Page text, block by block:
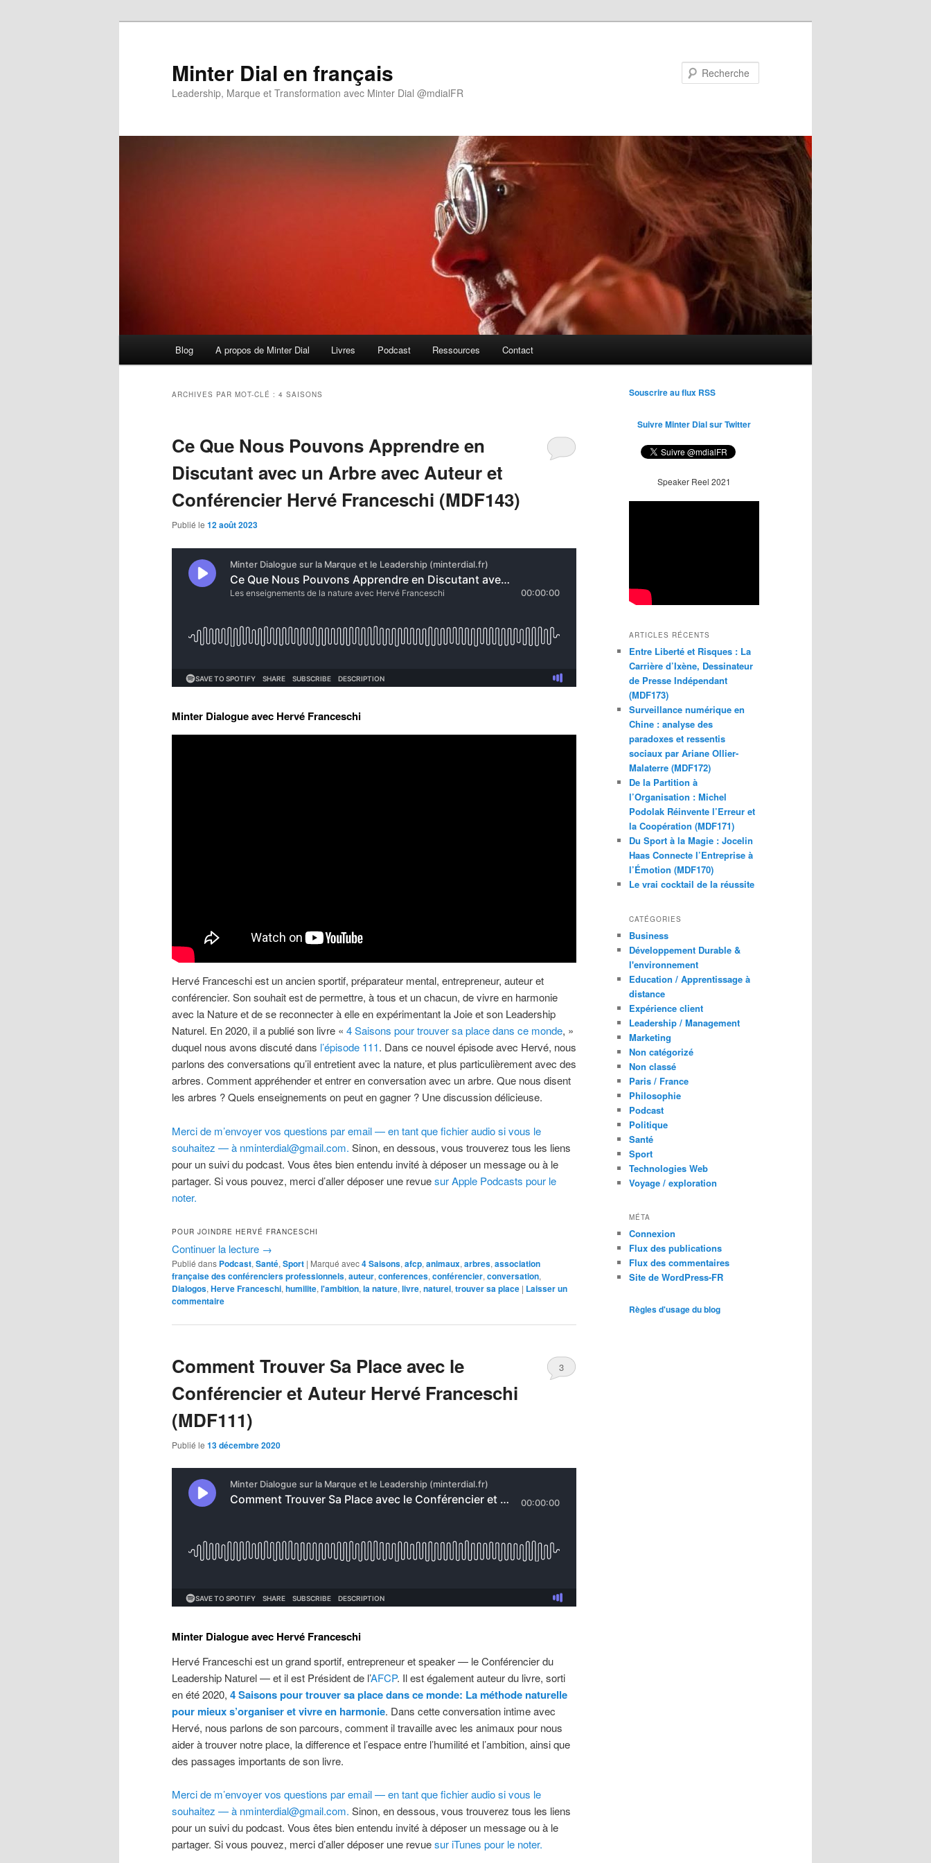
Minter Dial en français
Leadership, Marque et Transformation avec Minter Dial @mdialFR
Blog A propos de Minter Dial Livres Podcast Ressources Contact
ARCHIVES PAR MOT-CLÉ : 4 SAISONS
Ce Que Nous Pouvons Apprendre en
Discutant avec un Arbre avec Auteur et
Conférencier Hervé Franceschi (MDF143)
Publié le 12 août 2023
Minter Dialogue avec Hervé Franceschi
Hervé Franceschi est un ancien sportif, préparateur mental, entrepreneur, auteur et
conférencier. Son souhait est de permettre, à tous et un chacun, de vivre en harmonie
avec la Nature et de se reconnecter à elle en expérimentant la Joie et son Leadership
Naturel. En 2020, il a publié son livre « 4 Saisons pour trouver sa place dans ce monde, »
duquel nous avons discuté dans l’épisode 111. Dans ce nouvel épisode avec Hervé, nous
parlons des conversations qu’il entretient avec la nature, et plus particulièrement avec des
arbres. Comment appréhender et entrer en conversation avec un arbre. Que nous disent
les arbres ? Quels enseignements on peut en gagner ? Une discussion délicieuse.
Merci de m’envoyer vos questions par email — en tant que fichier audio si vous le
souhaitez — à nminterdial@gmail.com. Sinon, en dessous, vous trouverez tous les liens
pour un suivi du podcast. Vous êtes bien entendu invité à déposer un message ou à le
partager. Si vous pouvez, merci d’aller déposer une revuesur Apple Podcasts pour le
noter.
POUR JOINDRE HERVÉ FRANCESCHI
Continuer la lecture →
Publié dans Podcast, Santé, Sport | Marqué avec4 Saisons, afcp, animaux, arbres, association
française des conférenciers professionnels, auteur, conferences, conférencier, conversation,
Dialogos, Herve Franceschi, humilite, l'ambition, la nature, livre, naturel, trouver sa place | Laisser un
commentaire
Comment Trouver Sa Place avec le
Conférencier et Auteur Hervé Franceschi
(MDF111)
Publié le 13 décembre 2020
3
Minter Dialogue avec Hervé Franceschi
Hervé Franceschi est un grand sportif, entrepreneur et speaker — le Conférencier du
Leadership Naturel — et il est Président de l’AFCP. Il est également auteur du livre, sorti
en été 2020, 4 Saisons pour trouver sa place dans ce monde: La méthode naturelle
pour mieux s’organiser et vivre en harmonie. Dans cette conversation intime avec
Hervé, nous parlons de son parcours, comment il travaille avec les animaux pour nous
aider à trouver notre place, la difference et l’espace entre l’humilité et l’ambition, ainsi que
des passages importants de son livre.
Merci de m’envoyer vos questions par email — en tant que fichier audio si vous le
souhaitez — à nminterdial@gmail.com. Sinon, en dessous, vous trouverez tous les liens
pour un suivi du podcast. Vous êtes bien entendu invité à déposer un message ou à le
partager. Si vous pouvez, merci d’aller déposer une revuesur iTunes pour le noter.
Souscrire au flux RSS
Suivre Minter Dial sur Twitter
Speaker Reel 2021
ARTICLES RÉCENTS
Entre Liberté et Risques : La
Carrière d’Ixène, Dessinateur
de Presse Indépendant
(MDF173)
Surveillance numérique en
Chine : analyse des
paradoxes et ressentis
sociaux par Ariane Ollier-
Malaterre (MDF172)
De la Partition à
l’Organisation : Michel
Podolak Réinvente l’Erreur et
la Coopération (MDF171)
Du Sport à la Magie : Jocelin
Haas Connecte l’Entreprise à
l’Émotion (MDF170)
Le vrai cocktail de la réussite
CATÉGORIES
Business
Développement Durable &
l'environnement
Education / Apprentissage à
distance
Expérience client
Leadership / Management
Marketing
Non catégorizé
Non classé
Paris / France
Philosophie
Podcast
Politique
Santé
Sport
Technologies Web
Voyage / exploration
MÉTA
Connexion
Flux des publications
Flux des commentaires
Site de WordPress-FR
Règles d'usage du blog